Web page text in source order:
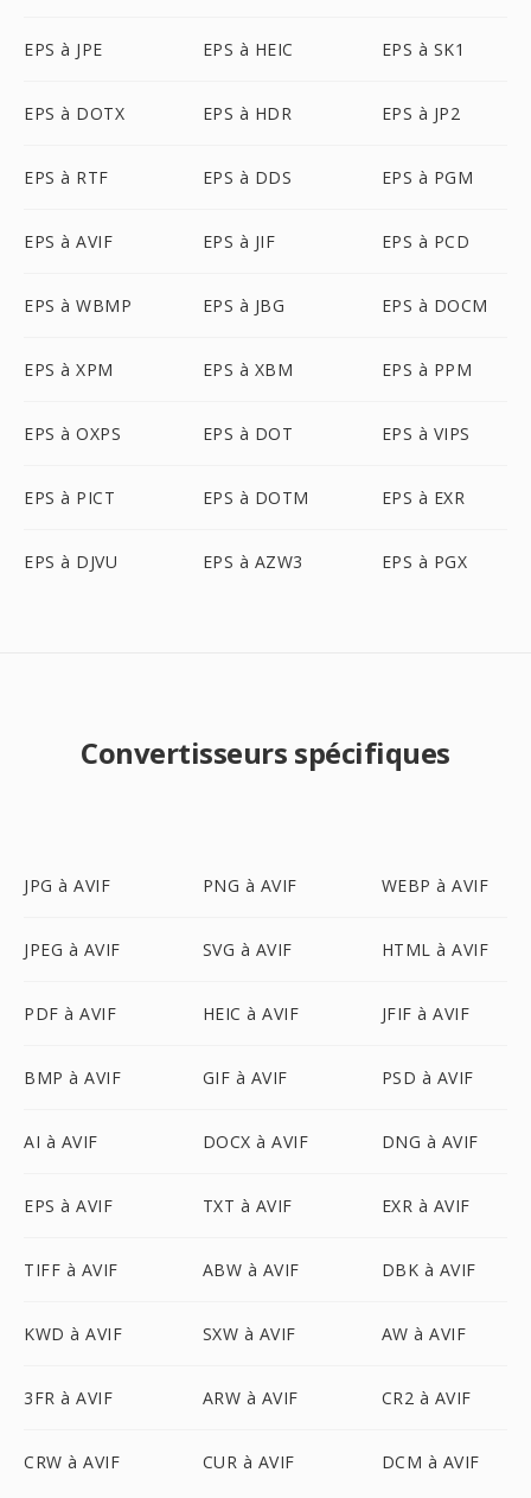
EPS à JPE EPS à HEIC EPS à SK1
EPS à DOTX EPS à HDR EPS à JP2
EPS à RTF EPS à DDS EPS à PGM
EPS à AVIF EPS à JIF EPS à PCD
EPS à WBMP EPS à JBG EPS à DOCM
EPS à XPM EPS à XBM EPS à PPM
EPS à OXPS EPS à DOT EPS à VIPS
EPS à PICT EPS à DOTM EPS à EXR
EPS à DJVU EPS à AZW3 EPS à PGX
Convertisseurs spécifiques
JPG à AVIF PNG à AVIF WEBP à AVIF
JPEG à AVIF SVG à AVIF HTML à AVIF
PDF à AVIF HEIC à AVIF JFIF à AVIF
BMP à AVIF GIF à AVIF PSD à AVIF
AI à AVIF DOCX à AVIF DNG à AVIF
EPS à AVIF TXT à AVIF EXR à AVIF
TIFF à AVIF ABW à AVIF DBK à AVIF
KWD à AVIF SXW à AVIF AW à AVIF
3FR à AVIF ARW à AVIF CR2 à AVIF
CRW à AVIF CUR à AVIF DCM à AVIF